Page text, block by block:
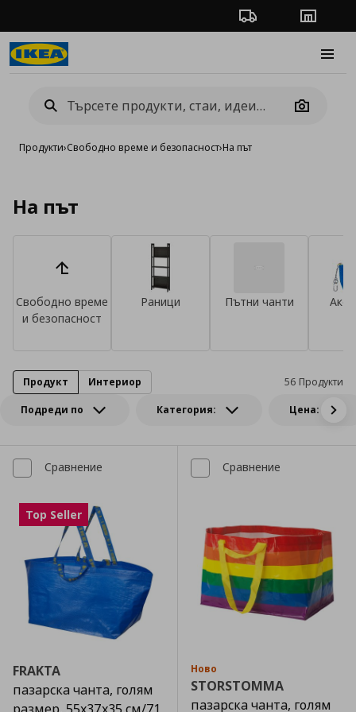
Проследяване на
Camera
Продукти›Свободно време и безопасност›На път
На път
Свободно време
и безопасност
Раници Пътни чанти
Подреди по Категория: Цена:
56 Продукти
Продукт Интериор
Сравнение
Top Seller
FRAKTA
пазарска чанта, голям
Сравнение
Ново
STORSTOMMA
пазарска чанта, голям